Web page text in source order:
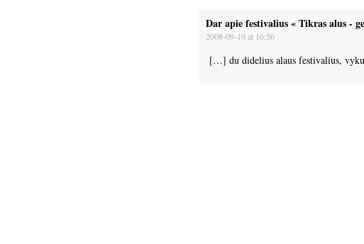
Dar apie festivalius « Tikras alus -
2008-09-10 at 16:56
[…] du didelius alaus festivalius,